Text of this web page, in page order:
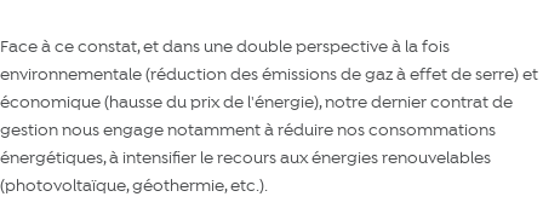
Face à ce constat, et dans une double perspective à la fois
environnementale (réduction des émissions de gaz à effet de serre) et
économique (hausse du prix de l'énergie), notre dernier contrat de
gestion nous engage notamment à réduire nos consommations
énergétiques, à intensifier le recours aux énergies renouvelables
(photovoltaïque, géothermie, etc.).